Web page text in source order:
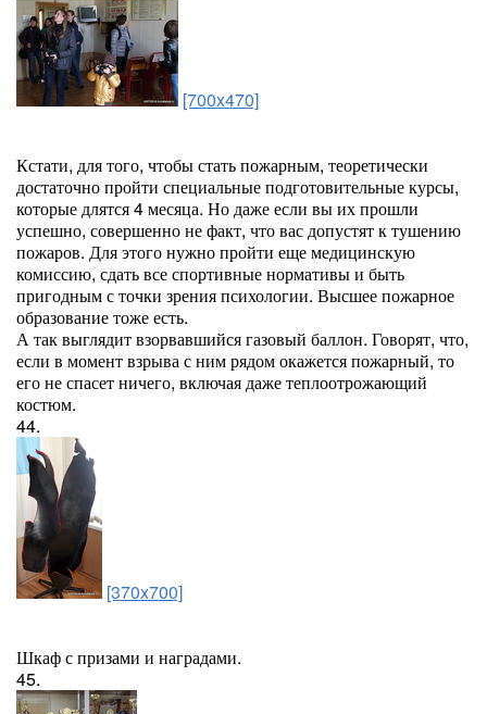
[700x470]
Кстати, для того, чтобы стать пожарным, теоретически
достаточно пройти специальные подготовительные курсы,
которые длятся 4 месяца. Но даже если вы их прошли
успешно, совершенно не факт, что вас допустят к тушению
пожаров. Для этого нужно пройти еще медицинскую
комиссию, сдать все спортивные нормативы и быть
пригодным с точки зрения психологии. Высшее пожарное
образование тоже есть.
А так выглядит взорвавшийся газовый баллон. Говорят, что,
если в момент взрыва с ним рядом окажется пожарный, то
его не спасет ничего, включая даже теплоотрожающий
костюм.
44.
[370x700]
Шкаф с призами и наградами.
45.